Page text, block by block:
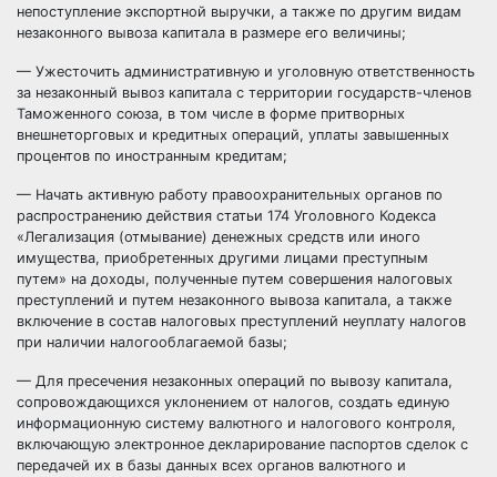
непоступление экспортной выручки, а также по другим видам
незаконного вывоза капитала в размере его величины;
— Ужесточить административную и уголовную ответственность
за незаконный вывоз капитала с территории государств-членов
Таможенного союза, в том числе в форме притворных
внешнеторговых и кредитных операций, уплаты завышенных
процентов по иностранным кредитам;
— Начать активную работу правоохранительных органов по
распространению действия статьи 174 Уголовного Кодекса
«Легализация (отмывание) денежных средств или иного
имущества, приобретенных другими лицами преступным
путем» на доходы, полученные путем совершения налоговых
преступлений и путем незаконного вывоза капитала, а также
включение в состав налоговых преступлений неуплату налогов
при наличии налогооблагаемой базы;
— Для пресечения незаконных операций по вывозу капитала,
сопровождающихся уклонением от налогов, создать единую
информационную систему валютного и налогового контроля,
включающую электронное декларирование паспортов сделок с
передачей их в базы данных всех органов валютного и